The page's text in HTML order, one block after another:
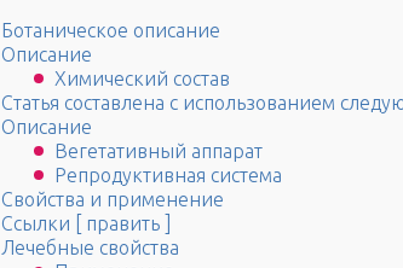
Ботаническое описание
Описание
Химический состав
Статья составлена с использованием
Описание
Вегетативный аппарат
Репродуктивная система
Свойства и применение
Ссылки [ править ]
Лечебные свойства